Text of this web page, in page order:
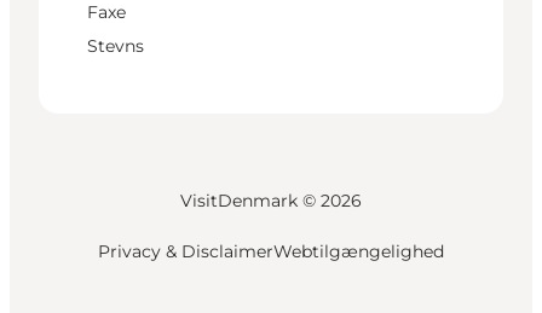
Faxe
Stevns
VisitDenmark © 2026
Privacy & DisclaimerWebtilgængelighed